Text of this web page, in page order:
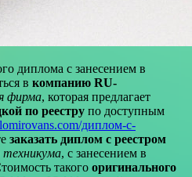
диплома с занесением в
в компанию RU-
фирма, которая предлагает
по реестру по доступным
диплом-с-
заказать диплом с реестром
техникума, с занесением в
такого оригинального